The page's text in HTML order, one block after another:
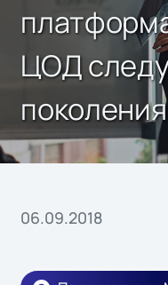
ЦОД
поколения
06.09.2018